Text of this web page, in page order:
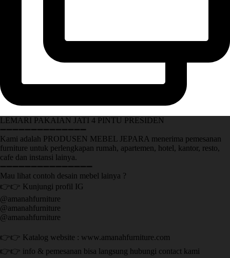
LEMARI PAKAIAN JATI 4 PINTU PRESIDEN
➖➖➖➖➖➖➖➖➖➖➖➖➖➖
Kami adalah PRODUSEN MEBEL JEPARA menerima pemesanan
furniture untuk perlengkapan rumah, apartemen, hotel, kantor, resto,
cafe dan instansi lainya.
➖➖➖➖➖➖➖➖➖➖➖➖➖➖➖
Mau lihat contoh desain mebel lainya ?
👉👉 Kunjungi profil IG
@amanahfurniture
@amanahfurniture
@amanahfurniture
👉👉 Katalog website : www.amanahfurniture.com
👉👉 info & pemesanan bisa langsung hubungi contact kami